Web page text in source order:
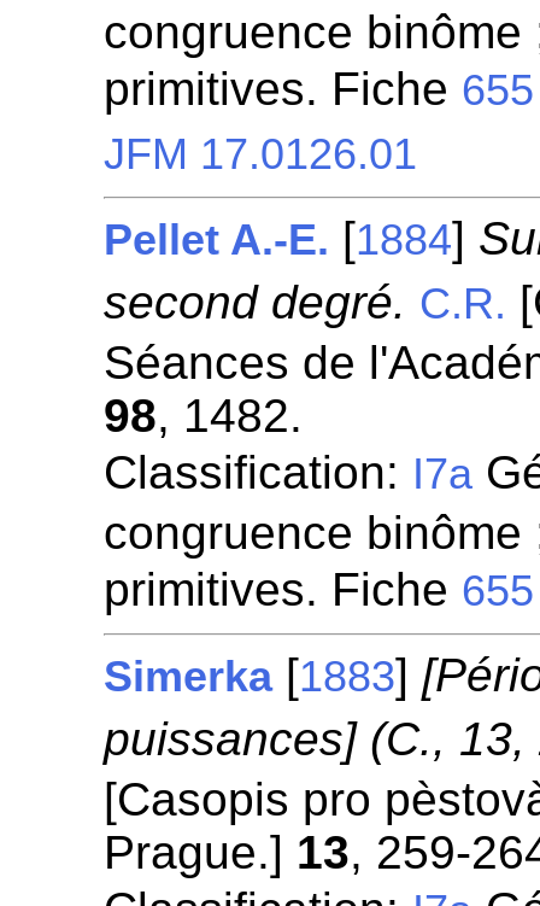
congruence
primitives. Fiche 655
JFM 17.0126.01
Pellet A.-E. [1884]
second degré. C.R.
Séances de
98, 1482.
Classification: I7a
congruence
primitives. Fiche 655
Simerka [1883]
puissances] (C.,
[Casopis pro
Prague.] 13, 259-